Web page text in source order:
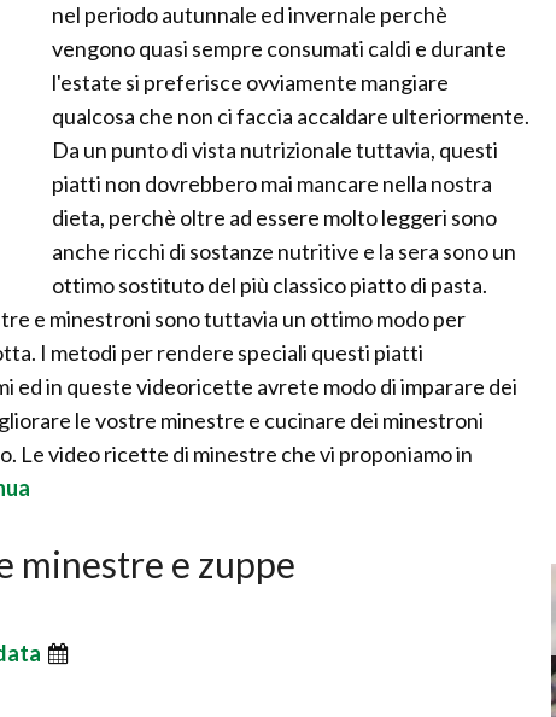
nel periodo autunnale ed invernale perchè
vengono quasi sempre consumati caldi e durante
l'estate si preferisce ovviamente mangiare
qualcosa che non ci faccia accaldare ulteriormente.
Da un punto di vista nutrizionale tuttavia, questi
piatti non dovrebbero mai mancare nella nostra
dieta, perchè oltre ad essere molto leggeri sono
anche ricchi di sostanze nutritive e la sera sono un
ottimo sostituto del più classico piatto di pasta.
e minestroni sono tuttavia un ottimo modo per
I metodi per rendere speciali questi piatti
ed in queste videoricette avrete modo di imparare dei
le vostre minestre e cucinare dei minestroni
Le video ricette di minestre che vi proponiamo in
minestre e zuppe